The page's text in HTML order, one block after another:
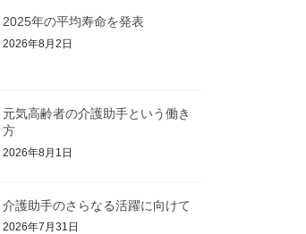
2025年の平均寿命を発表
2026年8月2日
元気高齢者の介護助手という働き
方
2026年8月1日
介護助手のさらなる活躍に向けて
2026年7月31日